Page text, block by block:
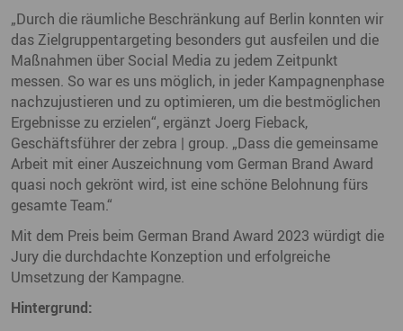
„Durch die räumliche Beschränkung auf Berlin konnten wir
das Zielgruppentargeting besonders gut ausfeilen und die
Maßnahmen über Social Media zu jedem Zeitpunkt
messen. So war es uns möglich, in jeder Kampagnenphase
nachzujustieren und zu optimieren, um die bestmöglichen
Ergebnisse zu erzielen“, ergänzt Joerg Fieback,
Geschäftsführer der zebra | group. „Dass die gemeinsame
Arbeit mit einer Auszeichnung vom German Brand Award
quasi noch gekrönt wird, ist eine schöne Belohnung fürs
gesamte Team.“
Mit dem Preis beim German Brand Award 2023 würdigt die
Jury die durchdachte Konzeption und erfolgreiche
Umsetzung der Kampagne.
Hintergrund: